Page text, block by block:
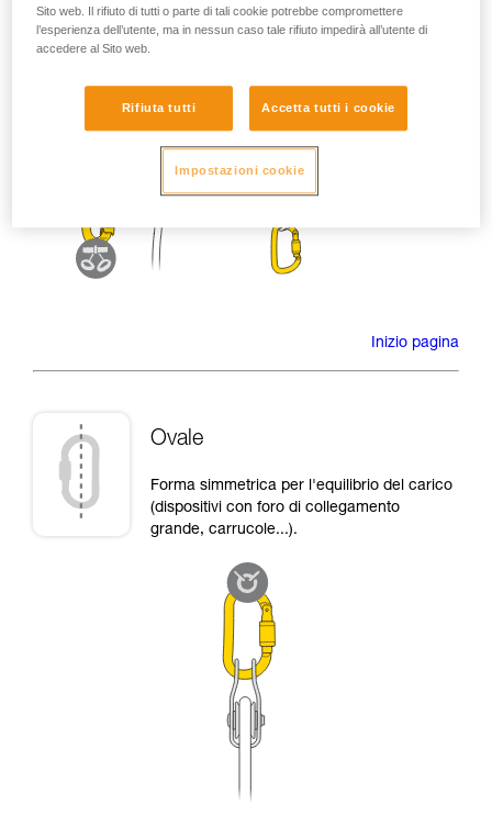
Inizio pagina
Ovale
Forma simmetrica per l'equilibrio del carico
(dispositivi con foro di collegamento
grande, carrucole...).
Sito web. Il rifiuto di tutti o parte di tali cookie potrebbe compromettere
l’esperienza dell’utente, ma in nessun caso tale rifiuto impedirà all’utente di
accedere al Sito web.
Rifiuta tutti Accetta tutti i cookie
Impostazioni cookie